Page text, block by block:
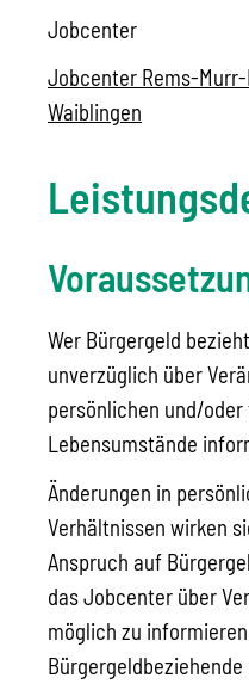
Jobcenter
Jobcenter Rems-
Waiblingen
Wer Bürgergeld
unverzüglich über
persönlichen und/
Lebensumstände
Änderungen in
Verhältnissen wirken
Anspruch auf
das Jobcenter über
möglich zu